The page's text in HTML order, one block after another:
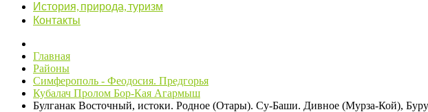
История, природа, туризм
Контакты
Главная
Районы
Симферополь - Феодосия. Предгорья
Кубалач Пролом Бор-Кая Агармыш
Булганак Восточный, истоки. Родное (Отары). Су-Баши. Дивное (Мурза-Кой),